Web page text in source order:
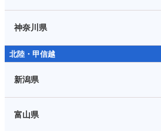
神奈川県
北陸・甲信越
新潟県
富山県